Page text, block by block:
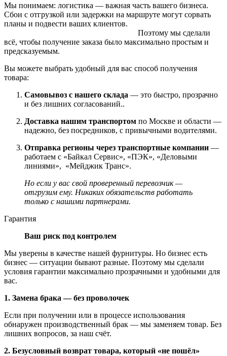
Мы понимаем: логистика — важная часть вашего бизнеса.
Сбои с отгрузкой или задержки на маршруте могут сорвать
планы и подвести ваших клиентов.
Поэтому мы сделали
всё, чтобы получение заказа было максимально простым и
предсказуемым.
Вы можете выбрать удобный для вас способ получения
товара:
Самовывоз с нашего склада — это быстро, прозрачно
и без лишних согласований..
Доставка нашим транспортом по Москве и области —
надежно, без посредников, с привычными водителями.
Отправка регионы через транспортные компании —
работаем с «Байкал Сервис», «ПЭК», «Деловыми
линиями», «Мейджик Транс».
Но если у вас свой проверенный перевозчик —
отгрузим ему. Никаких обязательств работать
только с нашими партнерами.
Гарантия
Ваш риск под контролем
Мы уверены в качестве нашей фурнитуры. Но бизнес есть
бизнес — ситуации бывают разные. Поэтому мы сделали
условия гарантии максимально прозрачными и удобными для
вас.
1. Замена брака — без проволочек
Если при получении или в процессе использования
обнаружен производственный брак — мы заменяем товар. Без
лишних вопросов, за наш счёт.
2. Безусловный возврат товара, который «не пошёл»